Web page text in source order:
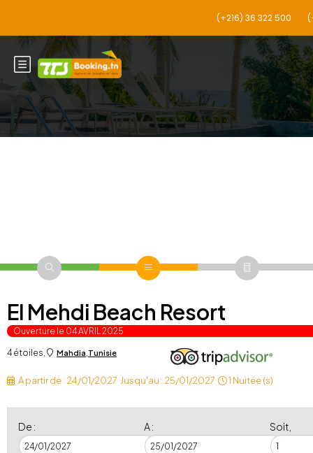
El Mehdi Beach Resort
Ouverture le 04 AVRIL 2025
4 étoiles, Mahdia,Tunisie
A partir de : 24/01/2027 Jusqu'au : 25/01/2027 1 Nuitée (s)
De : A : Soit,